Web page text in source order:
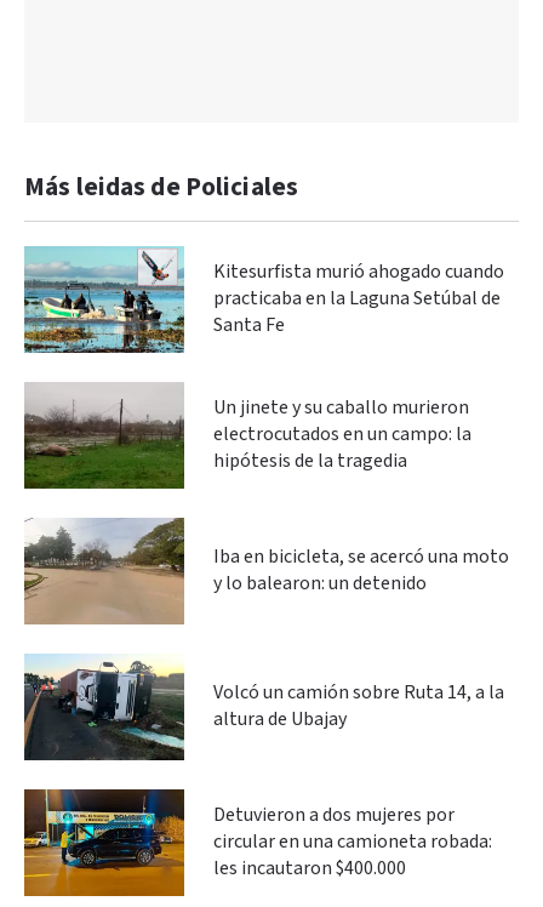
Más leidas de Policiales
Kitesurfista murió ahogado cuando
practicaba en la Laguna Setúbal de
Santa Fe
Un jinete y su caballo murieron
electrocutados en un campo: la
hipótesis de la tragedia
Iba en bicicleta, se acercó una moto
y lo balearon: un detenido
Volcó un camión sobre Ruta 14, a la
altura de Ubajay
Detuvieron a dos mujeres por
circular en una camioneta robada:
les incautaron $400.000